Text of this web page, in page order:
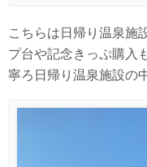
こちらは日帰り温泉施
プ台や記念きっぷ購入
寧ろ日帰り温泉施設の